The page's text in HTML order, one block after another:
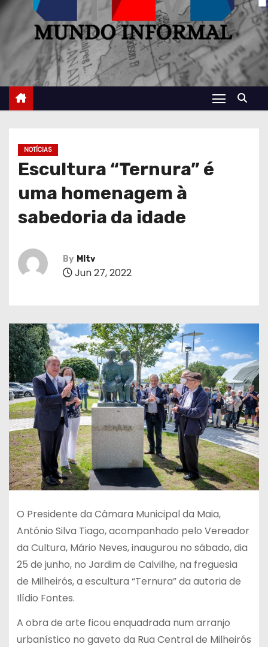
NOTÍCIAS
Escultura “Ternura” é
uma homenagem à
sabedoria da idade
By MItv
Jun 27, 2022
O Presidente da Câmara Municipal da Maia,
António Silva Tiago, acompanhado pelo Vereador
da Cultura, Mário Neves, inaugurou no sábado, dia
25 de junho, no Jardim de Calvilhe, na freguesia
de Milheirós, a escultura “Ternura” da autoria de
Ilídio Fontes.
A obra de arte ficou enquadrada num arranjo
urbanístico no gaveto da Rua Central de Milheirós